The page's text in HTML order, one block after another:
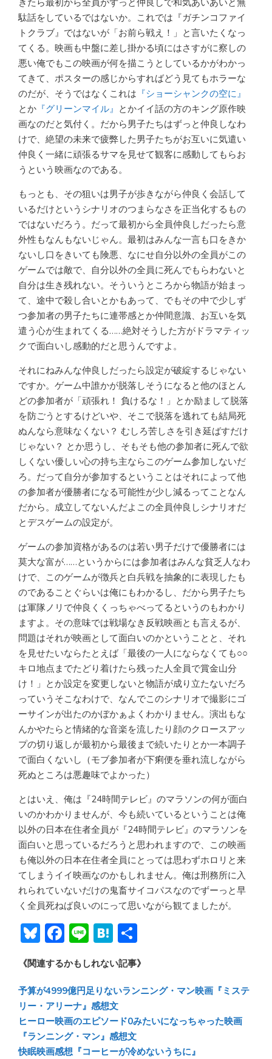
駄話をしているではないか。これでは『ガチンコファイ
トクラブ』ではないが「お前ら戦え！」と言いたくなっ
てくる。映画も中盤に差し掛かる頃にはさすがに察しの
悪い俺でもこの映画が何を描こうとしているかがわかっ
てきて、ポスターの感じからすればどう見てもホラーな
のだが、そうではなくこれは 『ショーシャンクの空に』
とか 『グリーンマイル』 とかイイ話の方のキング原作映
画なのだと気付く。だから男子たちはずっと仲良しなわ
けで、絶望の未来で疲弊した男子たちがお互いに気遣い
仲良く一緒に頑張るサマを見せて観客に感動してもらお
うという映画なのである。
もっとも、その狙いは男子が歩きながら仲良く会話して
いるだけというシナリオのつまらなさを正当化するもの
ではないだろう。だって最初から全員仲良しだったら意
外性もなんもないじゃん。最初はみんな一言も口をきか
ないし口をきいても険悪、なにせ自分以外の全員がこの
ゲームでは敵で、自分以外の全員に死んでもらわないと
自分は生き残れない。そういうところから物語が始まっ
て、途中で殺し合いとかもあって、でもその中で少しず
つ参加者の男子たちに連帯感とか仲間意識、お互いを気
遣う心が生まれてくる……絶対そうした方がドラマティッ
クで面白いし感動的だと思うんですよ。
それにねみんな仲良しだったら設定が破綻するじゃない
ですか。ゲーム中誰かが脱落しそうになると他のほとん
どの参加者が「頑張れ！ 負けるな！」とか励まして脱落
を防ごうとするけどいや、そこで脱落を逃れても結局死
ぬんなら意味なくない？ むしろ苦しさを引き延ばすだけ
じゃない？ とか思うし、そもそも他の参加者に死んで欲
しくない優しい心の持ち主ならこのゲーム参加しないだ
ろ。だって自分が参加するということはそれによって他
の参加者が優勝者になる可能性が少し減るってことなん
だから。成立してないんだよこの全員仲良しシナリオだ
とデスゲームの設定が。
ゲームの参加資格があるのは若い男子だけで優勝者には
莫大な富が……というからには参加者はみんな貧乏人なわ
けで、このゲームが徴兵と白兵戦を抽象的に表現したも
のであることぐらいは俺にもわかるし、だから男子たち
は軍隊ノリで仲良くくっちゃべってるというのもわかり
ますよ。その意味では戦場なき反戦映画とも言えるが、
問題はそれが映画として面白いのかということと、それ
を見せたいならたとえば「最後の一人にならなくても○○
キロ地点までたどり着けたら残った人全員で賞金山分
け！」とか設定を変更しないと物語が成り立たないだろ
っていうそこなわけで、なんでこのシナリオで撮影にゴ
ーサインが出たのかぼかぁよくわかりません。演出もな
んかやたらと情緒的な音楽を流したり顔のクロースアッ
プの切り返しが最初から最後まで続いたりとか一本調子
で面白くないし（モブ参加者が下痢便を垂れ流しながら
死ぬところは悪趣味でよかった）
とはいえ、俺は『24時間テレビ』のマラソンの何が面白
いのかわかりませんが、今も続いているということは俺
以外の日本在住者全員が『24時間テレビ』のマラソンを
面白いと思っているだろうと思われますので、この映画
も俺以外の日本在住者全員にとっては思わずホロリと来
てしまうイイ映画なのかもしれません。俺は刑務所に入
れられていないだけの鬼畜サイコパスなのでずーっと早
く全員死ねば良いのにって思いながら観てましたが。
Bl
u
e
sk
y
F
ac
e
b
o
ok
Li
n
e
H
at
e
n
a
有
《関連するかもしれない記事》
予算が4999億円足りないランニング・マン映画『ミステ
リー・アリーナ』感想文
ヒーロー映画のエピソード0みたいになっちゃった映画
『ランニング・マン』感想文
快眠映画感想『コーヒーが冷めないうちに』